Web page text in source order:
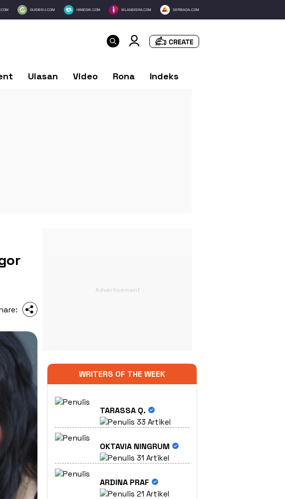
GUIDEKU.COM HIMEDIK.COM IKLANDISINI.COM SERBADA.COM
Ulasan Video Rona Indeks
WRITERS OF THE WEEK
TARASSA Q.
33 Artikel
OKTAVIA NINGRUM
31 Artikel
ARDINA PRAF
21 Artikel